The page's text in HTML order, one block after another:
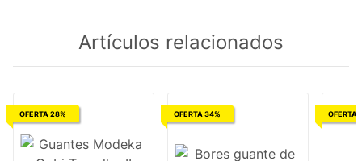
Artículos relacionados
OFERTA 28% OFERTA 34% OFERTA